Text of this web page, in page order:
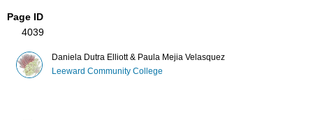
Page ID
4039
Daniela Dutra Elliott & Paula Mejia Velasquez
Leeward Community College